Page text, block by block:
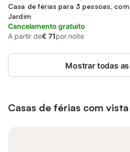
Casa de férias para 3 pessoas, com
Jardim
Cancelamento gratuito
A partir de€ 71por noite
Mostrar todas
Casas de férias com